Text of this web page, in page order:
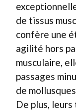
de tissus
confère une
agilité hors
musculaire,
passages
de
De plus,